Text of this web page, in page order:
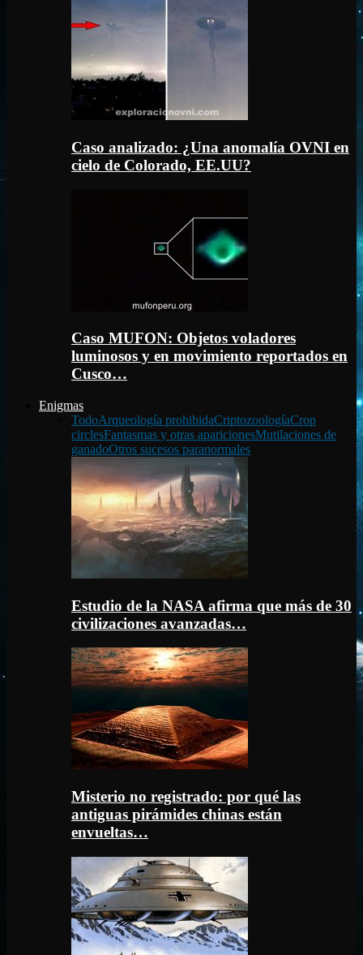
Caso analizado: ¿Una anomalía OVNI en
cielo de Colorado, EE.UU?
Caso MUFON: Objetos voladores
luminosos y en movimiento reportados en
Cusco…
Enigmas
TodoArqueología prohibidaCriptozoologíaCrop
circlesFantasmas y otras aparicionesMutilaciones de
ganadoOtros sucesos paranormales
Estudio de la NASA afirma que más de 30
civilizaciones avanzadas…
Misterio no registrado: por qué las
antiguas pirámides chinas están
envueltas…